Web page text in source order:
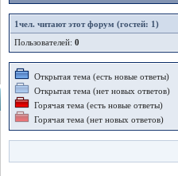
1чел. читают этот форум (гостей: 1)
Пользователей: 0
Открытая тема (есть новые ответы)
Открытая тема (нет новых ответов)
Горячая тема (есть новые ответы)
Горячая тема (нет новых ответов)